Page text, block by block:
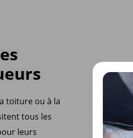
toiture ou à la
tous les
leurs